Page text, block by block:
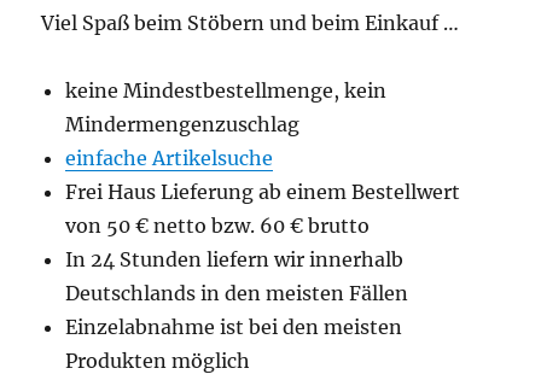
Viel Spaß beim Stöbern und beim Einkauf …
keine Mindestbestellmenge, kein
Mindermengenzuschlag
einfache Artikelsuche
Frei Haus Lieferung ab einem Bestellwert
von 50 € netto bzw. 60 € brutto
In 24 Stunden liefern wir innerhalb
Deutschlands in den meisten Fällen
Einzelabnahme ist bei den meisten
Produkten möglich